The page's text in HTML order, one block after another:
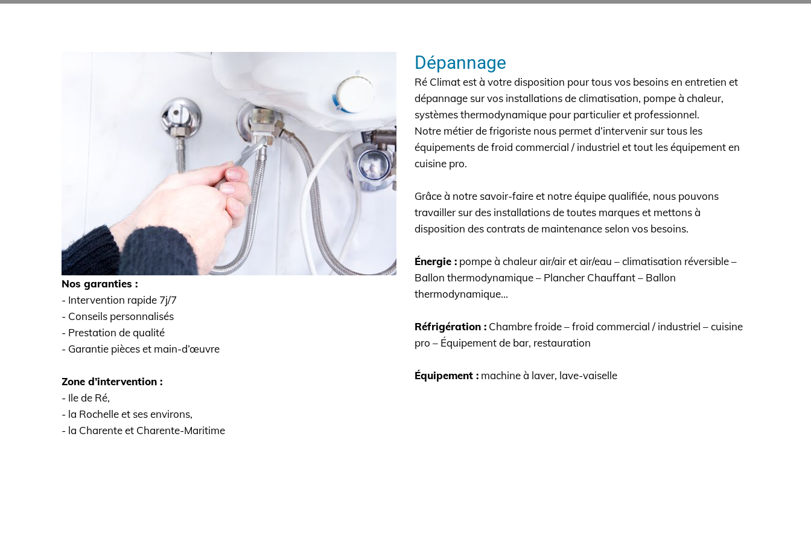
Nos garanties :
- Intervention rapide 7j/7
- Conseils personnalisés
- Prestation de qualité
- Garantie pièces et main-d’œuvre
Zone d’intervention :
- Ile de Ré,
- la Rochelle et ses environs,
- la Charente et Charente-Maritime
Dépannage
Ré Climat est à votre disposition pour tous vos besoins en entretien et
dépannage sur vos installations de climatisation, pompe à chaleur,
systèmes thermodynamique pour particulier et professionnel.
Notre métier de frigoriste nous permet d’intervenir sur tous les
équipements de froid commercial / industriel et tout les équipement en
cuisine pro.
Grâce à notre savoir-faire et notre équipe qualifiée, nous pouvons
travailler sur des installations de toutes marques et mettons à
disposition des contrats de maintenance selon vos besoins.
Énergie : pompe à chaleur air/air et air/eau – climatisation réversible –
Ballon thermodynamique – Plancher Chauffant – Ballon
thermodynamique...
Réfrigération : Chambre froide – froid commercial / industriel – cuisine
pro – Équipement de bar, restauration
Équipement : machine à laver, lave-vaiselle